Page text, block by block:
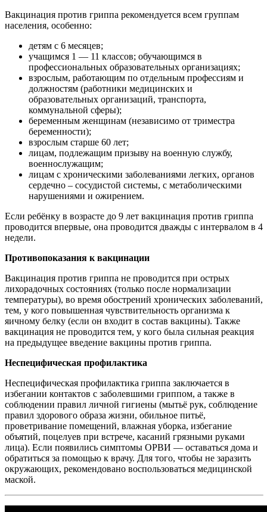
Вакцинация против гриппа рекомендуется всем группам
населения, особенно:
детям с 6 месяцев;
учащимся 1 — 11 классов; обучающимся в
профессиональных образовательных организациях;
взрослым, работающим по отдельным профессиям и
должностям (работники медицинских и
образовательных организаций, транспорта,
коммунальной сферы);
беременным женщинам (независимо от триместра
беременности);
взрослым старше 60 лет;
лицам, подлежащим призыву на военную службу,
военнослужащим;
лицам с хроническими заболеваниями легких, органов
сердечно – сосудистой системы, с метаболическими
нарушениями и ожирением.
Если ребёнку в возрасте до 9 лет вакцинация против гриппа
проводится впервые, она проводится дважды с интервалом в 4
недели.
Противопоказания к вакцинации
Вакцинация против гриппа не проводится при острых
лихорадочных состояниях (только после нормализации
температуры), во время обострений хронических заболеваний,
тем, у кого повышенная чувствительность организма к
яичному белку (если он входит в состав вакцины). Также
вакцинация не проводится тем, у кого была сильная реакция
на предыдущее введение вакцины против гриппа.
Неспецифическая профилактика
Неспецифическая профилактика гриппа заключается в
избегании контактов с заболевшими гриппом, а также в
соблюдении правил личной гигиены (мытьё рук, соблюдение
правил здорового образа жизни, обильное питьё,
проветривание помещений, влажная уборка, избегание
объятий, поцелуев при встрече, касаний грязными руками
лица). Если появились симптомы ОРВИ — оставаться дома и
обратиться за помощью к врачу. Для того, чтобы не заразить
окружающих, рекомендовано воспользоваться медицинской
маской.